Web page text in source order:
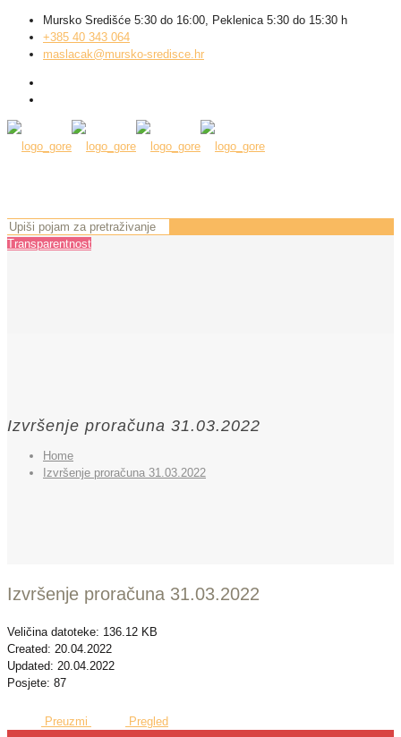
Mursko Središće 5:30 do 16:00, Peklenica 5:30 do 15:30 h
+385 40 343 064
maslacak@mursko-sredisce.hr
Transparentnost
Izvršenje proračuna 31.03.2022
Home
Izvršenje proračuna 31.03.2022
Izvršenje proračuna 31.03.2022
Veličina datoteke: 136.12 KB
Created: 20.04.2022
Updated: 20.04.2022
Posjete: 87
Preuzmi Pregled